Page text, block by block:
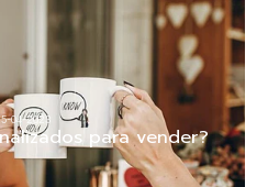
04-2023
para vender?